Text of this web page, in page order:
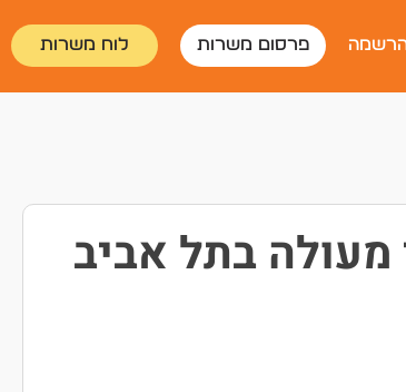
פרסום משרות לוח משרות
מעולה בתל אביב